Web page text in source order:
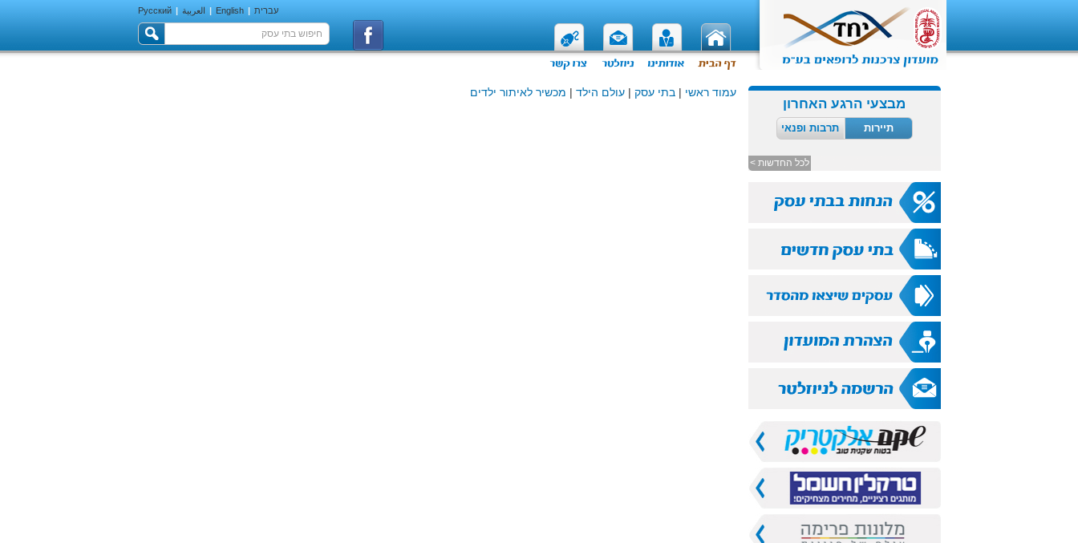
עברית |
English
| العربية |
Русский
מבצעי הרגע האחרון
תיירות תרבות ופנאי
לכל החדשות >
עמוד ראשי |בתי עסק |עולם הילד | מכשיר לאיתור ילדים